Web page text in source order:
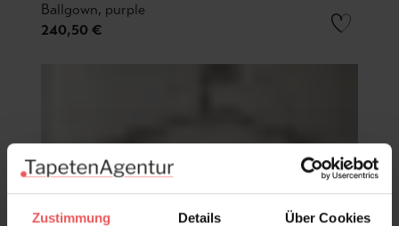
Zustimmung Details Über Cookies
Ballgown, purple
240,50 €